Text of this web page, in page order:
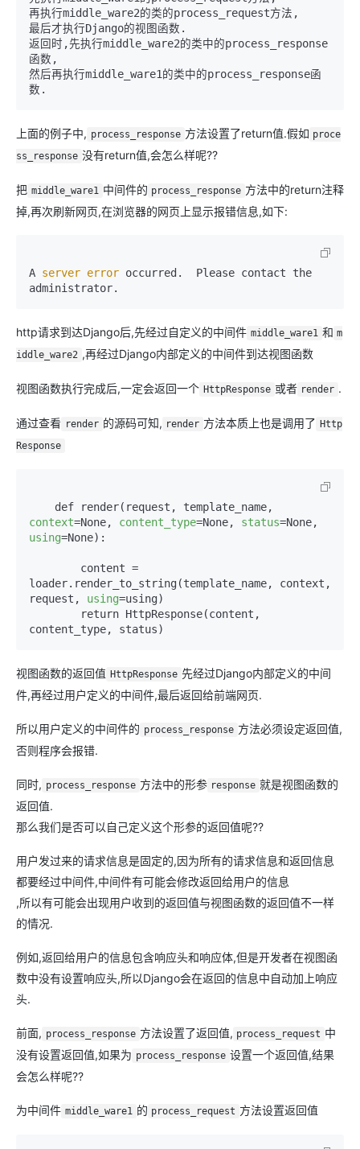
再执行middle_ware2的类的process_request方法,
最后才执行Django的视图函数.
返回时,先执行middle_ware2的类中的process_response
函数,
然后再执行middle_ware1的类中的process_response函
数.
上面的例子中, process_response 方法设置了return值.假如 proce
ss_response 没有return值,会怎么样呢??
把 middle_ware1 中间件的 process_response 方法中的return注释
掉,再次刷新网页,在浏览器的网页上显示报错信息,如下:
A server error occurred.  Please contact the
administrator.
http请求到达Django后,先经过自定义的中间件 middle_ware1 和 m
iddle_ware2 ,再经过Django内部定义的中间件到达视图函数
视图函数执行完成后,一定会返回一个 HttpResponse 或者 render .
通过查看 render 的源码可知, render 方法本质上也是调用了 Http
Response
context=None, content_type=None, status
using=None):
loader.render_to_string(template_name, context,
request, using=using)
content_type, status)
视图函数的返回值 HttpResponse 先经过Django内部定义的中间
件,再经过用户定义的中间件,最后返回给前端网页.
所以用户定义的中间件的 process_response 方法必须设定返回值,
否则程序会报错.
同时, process_response 方法中的形参 response 就是视图函数的
返回值.
那么我们是否可以自己定义这个形参的返回值呢??
用户发过来的请求信息是固定的,因为所有的请求信息和返回信息
都要经过中间件,中间件有可能会修改返回给用户的信息
,所以有可能会出现用户收到的返回值与视图函数的返回值不一样
的情况.
例如,返回给用户的信息包含响应头和响应体,但是开发者在视图函
数中没有设置响应头,所以Django会在返回的信息中自动加上响应
头.
前面, process_response 方法设置了返回值, process_request 中
没有设置返回值,如果为 process_response 设置一个返回值,结果
会怎么样呢??
为中间件 middle_ware1 的 process_request 方法设置返回值